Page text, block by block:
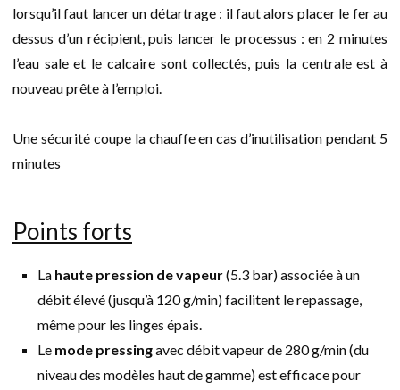
lorsqu’il faut lancer un détartrage : il faut alors placer le fer au
dessus d’un récipient, puis lancer le processus : en 2 minutes
l’eau sale et le calcaire sont collectés, puis la centrale est à
nouveau prête à l’emploi.
Une sécurité coupe la chauffe en cas d’inutilisation pendant 5
minutes
Points forts
La haute pression de vapeur(5.3 bar) associée à un
débit élevé (jusqu’à 120 g/min) facilitent le repassage,
même pour les linges épais.
Le mode pressingavec débit vapeur de 280 g/min (du
niveau des modèles haut de gamme) est efficace pour